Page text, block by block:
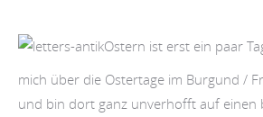
Ostern ist erst ein paar
mich über die Ostertage im Burgund /
und bin dort ganz unverhofft auf einen